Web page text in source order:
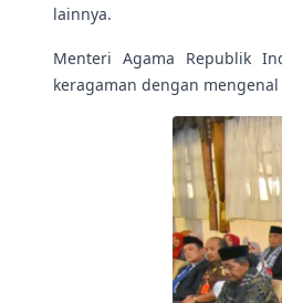
lainnya.
Menteri Agama Republik
keragaman dengan